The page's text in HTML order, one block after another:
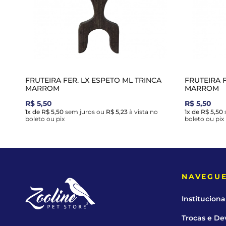
FRUTEIRA FER. LX ESPETO ML TRINCA
MARROM
R$ 5,50
1x de R$ 5,50 sem juros ou R$ 5,23 à vista no
boleto ou pix
FRUTEIRA
MARROM
R$ 5,50
1x de R$ 5,50
boleto ou pix
Trocas e